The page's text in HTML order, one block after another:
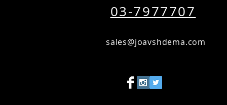
03-7977707
sales@joavshdema.com